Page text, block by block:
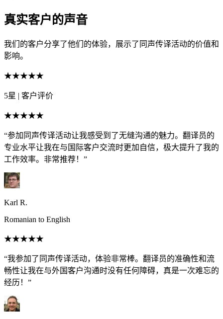
真实客户的声音
我们的客户分享了他们的体验，展示了同声传译活动的价值和
影响。
★★★★★
5星 | 客户评价
★★★★★
“参加同声传译活动让我感受到了无缝沟通的魅力。翻译员的
专业水平让我在与国际客户交流时更加自信，极大提升了我的
工作效率。非常推荐！”
Karl R.
Romanian to English
★★★★★
“我参加了同声传译活动，体验非常棒。翻译员的准确性和流
畅性让我在与外国客户沟通时没有任何障碍，真是一次难忘的
经历！”